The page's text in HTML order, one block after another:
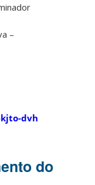
–
dvh
do